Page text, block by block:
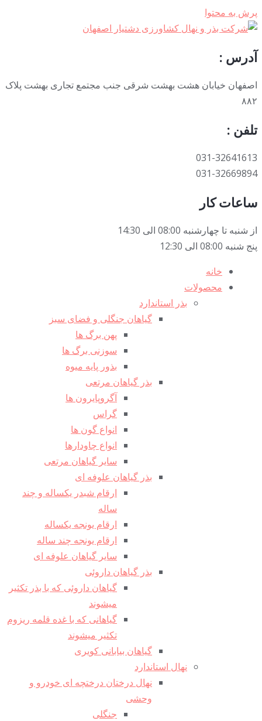
پرش به محتوا
آدرس :
اصفهان خیابان هشت بهشت شرقی جنب مجتمع تجاری بهشت پلاک
۸۸۲
تلفن :
031-32641613
031-32669894
ساعات کار
از شنبه تا چهارشنبه 08:00 الی 14:30
پنج شنبه 08:00 الی 12:30
خانه
محصولات
بذر استاندارد
گیاهان جنگلی و فضای سبز
پهن برگ ها
سوزنی برگ ها
بذور پایه میوه
بذر گیاهان مرتعی
آگروپایرون ها
گراس
انواع گون ها
انواع چاودارها
سایر گیاهان مرتعی
بذر گیاهان علوفه ای
ارقام شبدر یکساله و چند
ساله
ارقام یونجه یکساله
ارقام یونجه چند ساله
سایر گیاهان علوفه ای
بذر گیاهان داروئی
گیاهان داروئی که با بذر تکثیر
میشوند
گیاهانی که با غده قلمه ریزوم
تکثیر میشوند
گیاهان بیابانی کویری
نهال استاندارد
نهال درختان درختچه ای خودرو و
وحشی
جنگلی